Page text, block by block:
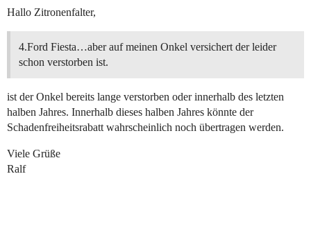
Hallo Zitronenfalter,
4.Ford Fiesta…aber auf meinen Onkel versichert der leider
schon verstorben ist.
ist der Onkel bereits lange verstorben oder innerhalb des letzten
halben Jahres. Innerhalb dieses halben Jahres könnte der
Schadenfreiheitsrabatt wahrscheinlich noch übertragen werden.
Viele Grüße
Ralf